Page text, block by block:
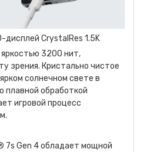
CrystalRes 1.5K
3200 нит,
зрения. Кристально чистое
солнечном свете в
плавной обработкой
игровой процесс
7s Gen 4 обладает мощной